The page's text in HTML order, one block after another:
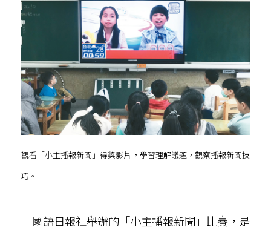
觀看「小主播報新聞」得獎影片，學習理解議題，觀察播報新聞技
巧。
國語日報社舉辦的「小主播報新聞」比賽，是